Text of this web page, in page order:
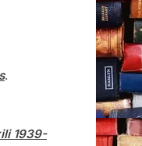
.
1939-